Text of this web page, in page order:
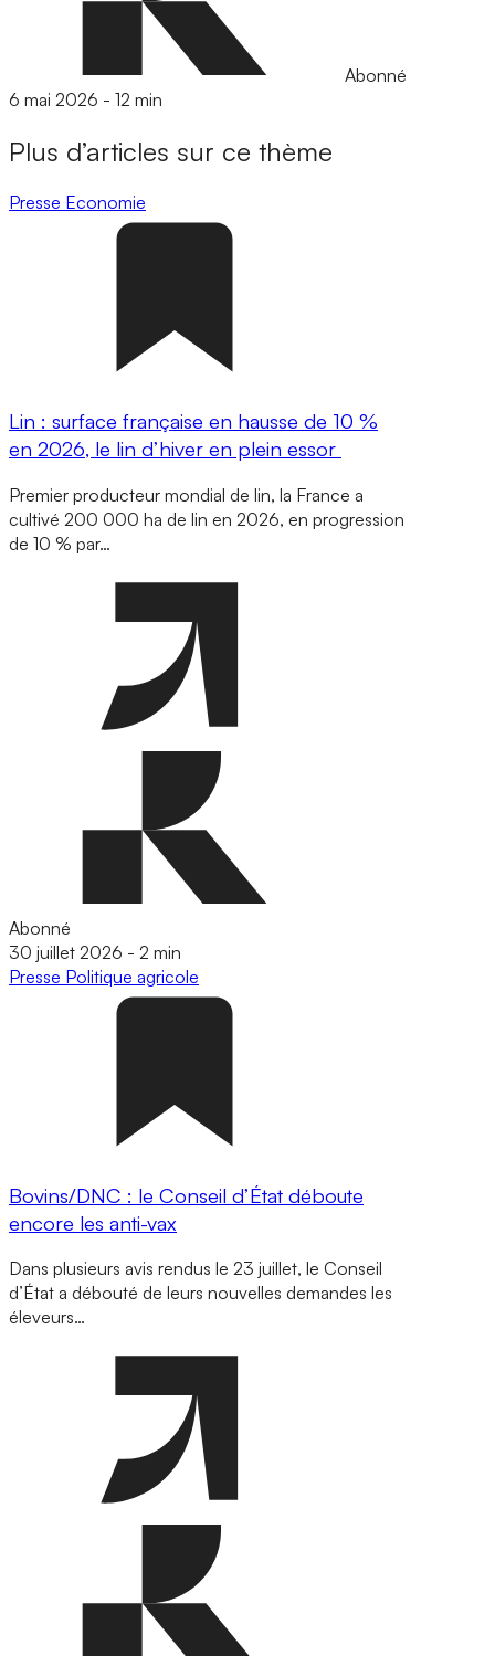
Abonné
6 mai 2026 - 12 min
Plus d’articles sur ce thème
Presse Economie
Lin : surface française en hausse de 10 %
en 2026, le lin d’hiver en plein essor
Premier producteur mondial de lin, la France a
cultivé 200 000 ha de lin en 2026, en progression
de 10 % par…
Abonné
30 juillet 2026 - 2 min
Presse Politique agricole
Bovins/DNC : le Conseil d’État déboute
encore les anti-vax
Dans plusieurs avis rendus le 23 juillet, le Conseil
d’État a débouté de leurs nouvelles demandes les
éleveurs…